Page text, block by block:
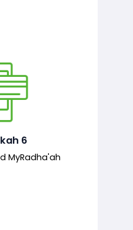
6
MyRadha'ah
diluluskan, kad
akan dijana.